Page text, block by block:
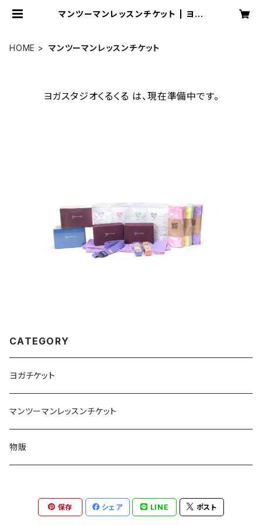
マンツーマンレッスンチケット | ヨガ
HOME マンツーマンレッスンチケット
ヨガスタジオくるくる は、現在準備中です。
CATEGORY
ヨガチケット
マンツーマンレッスンチケット
物販
保存 シェア LINE ポスト